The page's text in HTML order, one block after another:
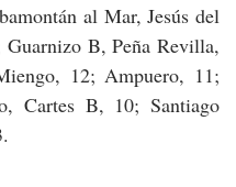
al Mar, Jesús del
B, Peña Revilla,
12; Ampuero, 11;
Cartes B, 10; Santiago